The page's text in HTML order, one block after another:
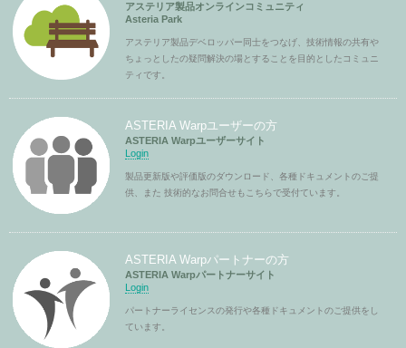
アステリア製品オンラインコミュニティ
Asteria Park
アステリア製品デベロッパー同士をつなげ、技術情報の共有や
ちょっとしたの疑問解決の場とすることを目的としたコミュニ
ティです。
ASTERIA Warpユーザーの方
ASTERIA Warpユーザーサイト
Login
製品更新版や評価版のダウンロード、各種ドキュメントのご提
供、また 技術的なお問合せもこちらで受付ています。
ASTERIA Warpパートナーの方
ASTERIA Warpパートナーサイト
Login
パートナーライセンスの発行や各種ドキュメントのご提供をし
ています。